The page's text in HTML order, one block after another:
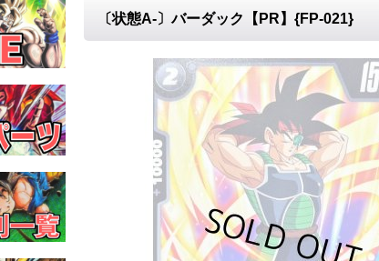
〔状態A-〕バーダック【PR】{FP-021}